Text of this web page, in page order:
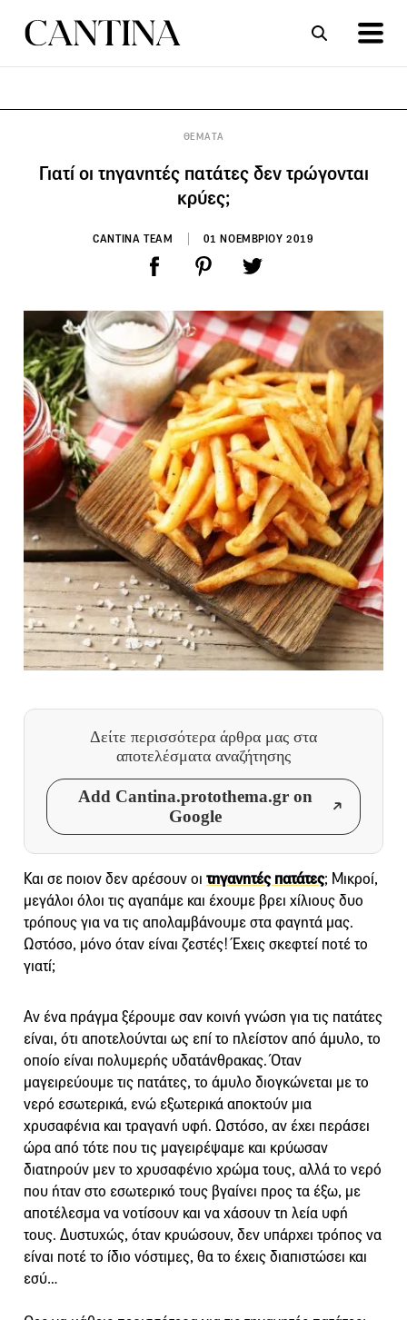
ΘΕΜΑΤΑ
Γιατί οι τηγανητές πατάτες δεν τρώγονται
κρύες;
CANTINA TEAM 01 ΝΟΕΜΒΡΙΟΥ 2019
Δείτε περισσότερα άρθρα μας στα
αποτελέσματα αναζήτησης
Add Cantina.protothema.gr on
Google
Και σε ποιον δεν αρέσουν οι τηγανητές πατάτες; Μικροί,
μεγάλοι όλοι τις αγαπάμε και έχουμε βρει χίλιους δυο
τρόπους για να τις απολαμβάνουμε στα φαγητά μας.
Ωστόσο, μόνο όταν είναι ζεστές! Έχεις σκεφτεί ποτέ το
γιατί;
Αν ένα πράγμα ξέρουμε σαν κοινή γνώση για τις πατάτες
είναι, ότι αποτελούνται ως επί το πλείστον από άμυλο, το
οποίο είναι πολυμερής υδατάνθρακας. Όταν
μαγειρεύουμε τις πατάτες, το άμυλο διογκώνεται με το
νερό εσωτερικά, ενώ εξωτερικά αποκτούν μια
χρυσαφένια και τραγανή υφή. Ωστόσο, αν έχει περάσει
ώρα από τότε που τις μαγειρέψαμε και κρύωσαν
διατηρούν μεν το χρυσαφένιο χρώμα τους, αλλά το νερό
που ήταν στο εσωτερικό τους βγαίνει προς τα έξω, με
αποτέλεσμα να νοτίσουν και να χάσουν τη λεία υφή
τους. Δυστυχώς, όταν κρυώσουν, δεν υπάρχει τρόπος να
είναι ποτέ το ίδιο νόστιμες, θα το έχεις διαπιστώσει και
εσύ…